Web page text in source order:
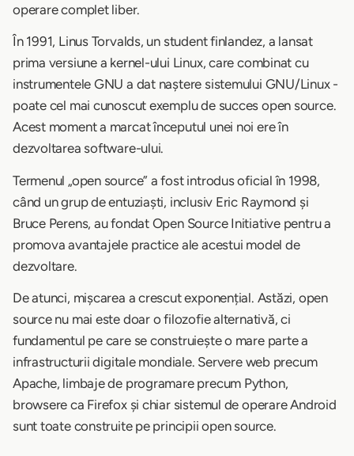
operare complet liber.
În 1991, Linus Torvalds, un student finlandez, a lansat
prima versiune a kernel-ului Linux, care combinat cu
instrumentele GNU a dat naștere sistemului GNU/Linux -
poate cel mai cunoscut exemplu de succes open source.
Acest moment a marcat începutul unei noi ere în
dezvoltarea software-ului.
Termenul „open source” a fost introdus oficial în 1998,
când un grup de entuziaști, inclusiv Eric Raymond și
Bruce Perens, au fondat Open Source Initiative pentru a
promova avantajele practice ale acestui model de
dezvoltare.
De atunci, mișcarea a crescut exponențial. Astăzi, open
source nu mai este doar o filozofie alternativă, ci
fundamentul pe care se construiește o mare parte a
infrastructurii digitale mondiale. Servere web precum
Apache, limbaje de programare precum Python,
browsere ca Firefox și chiar sistemul de operare Android
sunt toate construite pe principii open source.